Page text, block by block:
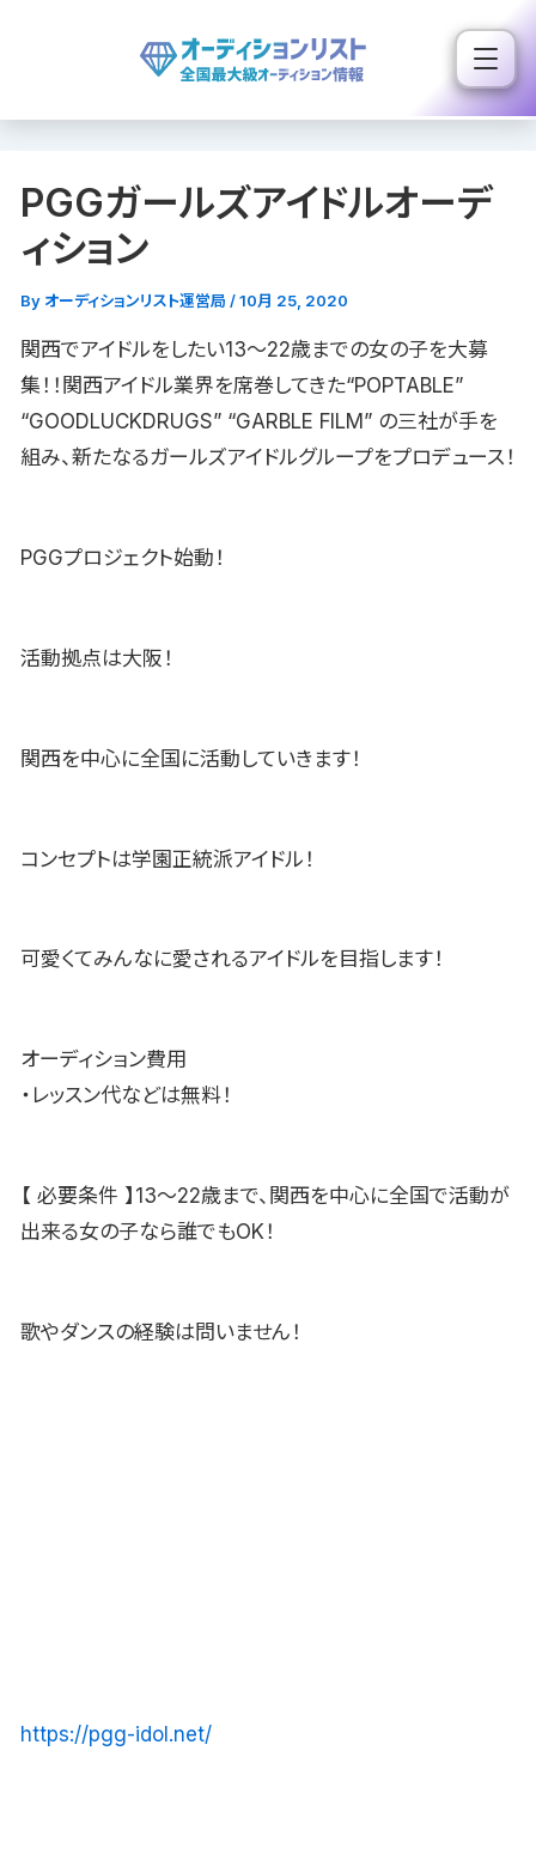
ス
PGGガールズアイドルオーデ
ィション
By オーディションリスト運営局 /10月 25, 2020
関西でアイドルをしたい13〜22歳までの女の子を大募
集！！関西アイドル業界を席巻してきた“POPTABLE”
“GOODLUCKDRUGS” “GARBLE FILM” の三社が手を
組み、新たなるガールズアイドルグループをプロデュース！
PGGプロジェクト始動！
活動拠点は大阪！
関西を中心に全国に活動していきます！
コンセプトは学園正統派アイドル！
可愛くてみんなに愛されるアイドルを目指します！
オーディション費用
・レッスン代などは無料！
【 必要条件 】13〜22歳まで、関西を中心に全国で活動が
出来る女の子なら誰でもOK！
歌やダンスの経験は問いません！
https://pgg-idol.net/